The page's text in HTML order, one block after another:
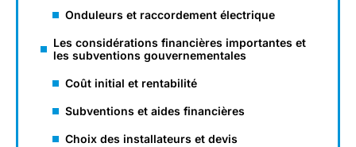
Onduleurs et raccordement électrique
Les considérations financières importantes et
les subventions gouvernementales
Coût initial et rentabilité
Subventions et aides financières
Choix des installateurs et devis